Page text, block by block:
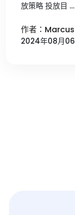
放策略 投放目 …
作者：
2024年08月06